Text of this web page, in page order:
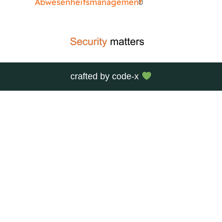
Abwesenheitsmanagement
0
crafted bycode-x